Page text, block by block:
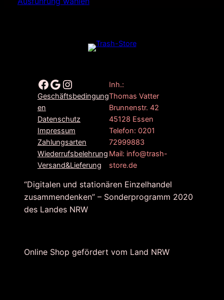
Facebook Google Instagram
Geschäftsbedingung
en
Datenschutz
Impressum
Zahlungsarten
Wiederrufsbelehrung
Versand&Lieferung
Inh.:
Thomas Vatter
Brunnenstr. 42
45128 Essen
Telefon: 0201
72999883
Mail: info@trash-
store.de
“Digitalen und stationären Einzelhandel
zusammendenken” – Sonderprogramm 2020
des Landes NRW
Online Shop gefördert vom Land NRW